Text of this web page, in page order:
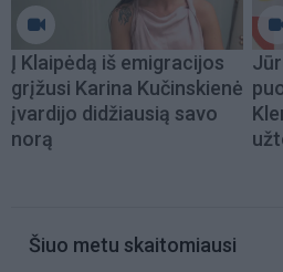
Į Klaipėdą iš emigracijos
grįžusi Karina Kučinskienė
įvardijo didžiausią savo
norą
Šiuo metu skaitomiausi